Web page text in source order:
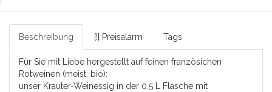
Beschreibung [!] Preisalarm Tags
Für Sie mit Liebe hergestellt auf feinen französichen
Rotweinen (meist. bio):
unser Krauter-Weinessig in der 0,5 L Flasche mit